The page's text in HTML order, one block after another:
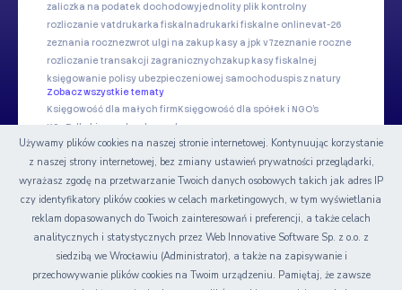
zaliczka na podatek dochodowyjednolity plik kontrolny
rozliczanie vatdrukarka fiskalnadrukarki fiskalne onlinevat-26
zeznania rocznezwrot ulgi na zakup kasy a jpk v7zeznanie roczne
rozliczanie transakcji zagranicznychzakup kasy fiskalnej
księgowanie polisy ubezpieczeniowej samochoduspis z natury
Zobacz wszystkie tematy
Księgowość dla małych firmKsięgowość dla spółek i NGO's
KSeF dla biur rachunkowych
Nasze serwisy
Certyfikat
Używamy plików cookies na naszej stronie internetowej. Kontynuując korzystanie
z naszej strony internetowej, bez zmiany ustawień prywatności przeglądarki,
wyrażasz zgodę na przetwarzanie Twoich danych osobowych takich jak adres IP
czy identyfikatory plików cookies w celach marketingowych, w tym wyświetlania
reklam dopasowanych do Twoich zainteresowań i preferencji, a także celach
analitycznych i statystycznych przez Web Innovative Software Sp. z o.o. z
siedzibą we Wrocławiu (Administrator), a także na zapisywanie i
przechowywanie plików cookies na Twoim urządzeniu. Pamiętaj, że zawsze